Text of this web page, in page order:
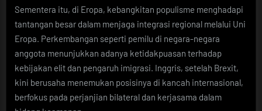
Sementera itu, di Eropa, kebangkitan populisme menghadapi
tantangan besar dalam menjaga integrasi regional melalui Uni
Eropa. Perkembangan seperti pemilu di negara-negara
anggota menunjukkan adanya ketidakpuasan terhadap
kebijakan elit dan pengaruh imigrasi. Inggris, setelah Brexit,
kini berusaha menemukan posisinya di kancah internasional,
berfokus pada perjanjian bilateral dan kerjasama dalam